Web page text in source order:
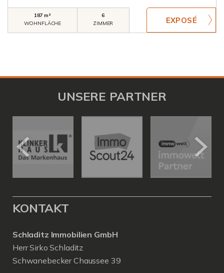
187 m²
WOHNFLÄCHE
6
ZIMMER
UNSERE PARTNER
KONTAKT
Schladitz Immobilien GmbH
Herr Sirko Schladitz
Schwanebecker Chaussee 39